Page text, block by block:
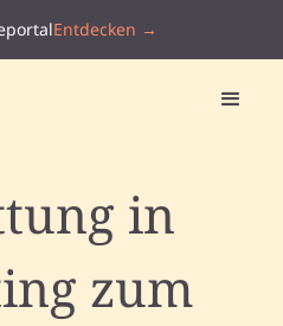
Entdecken →
in
zum